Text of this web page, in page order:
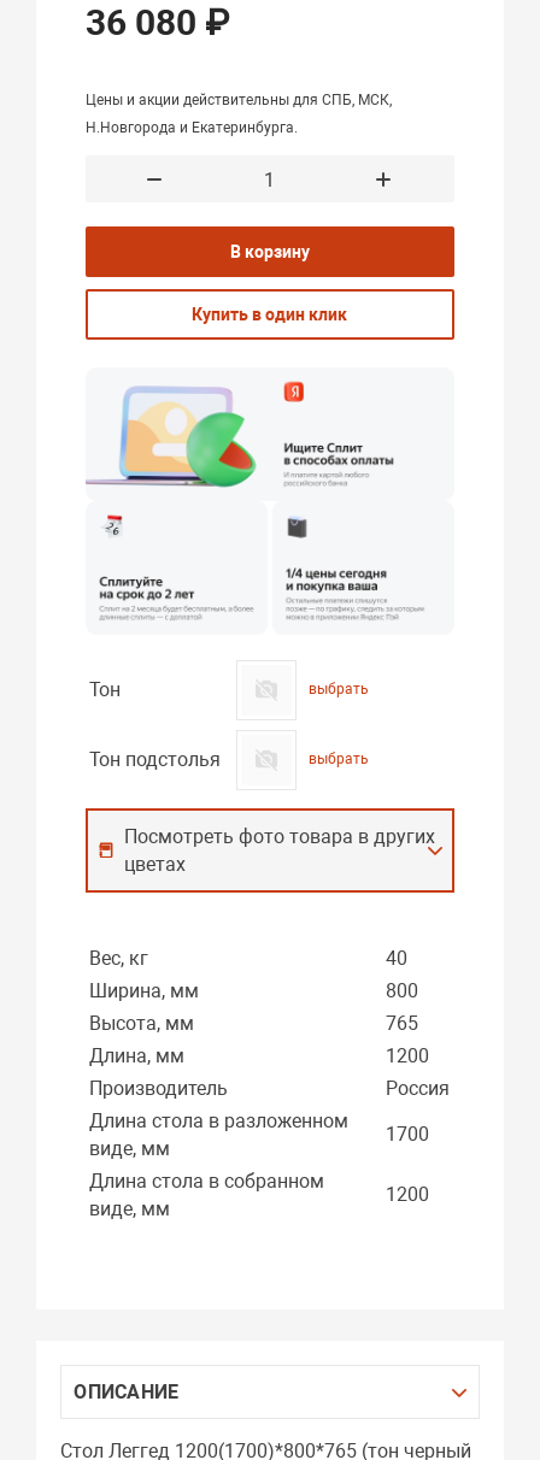
36 080 ₽
Цены и акции действительны для СПБ, МСК,
Н.Новгорода и Екатеринбурга.
В корзину
Купить в один клик
Тон выбрать
Тон подстолья выбрать
Посмотреть фото товара в других
цветах
Вес, кг
40
Ширина, мм
800
Высота, мм
765
Длина, мм
1200
Производитель
Россия
Длина стола в разложенном
виде, мм
1700
Длина стола в собранном
виде, мм
1200
ОПИСАНИЕ
Стол Леггед 1200(1700)*800*765 (тон черный